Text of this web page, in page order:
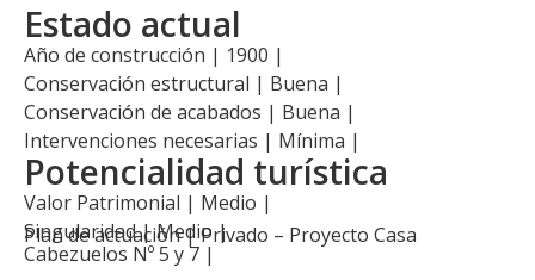
Estado actual
Año de construcción | 1900 |
Conservación estructural | Buena |
Conservación de acabados | Buena |
Intervenciones necesarias | Mínima |
Potencialidad turística
Valor Patrimonial | Medio |
Singularidad | Medio |
Plan de actuación |Privado – Proyecto Casa
Cabezuelos Nº 5 y 7 |